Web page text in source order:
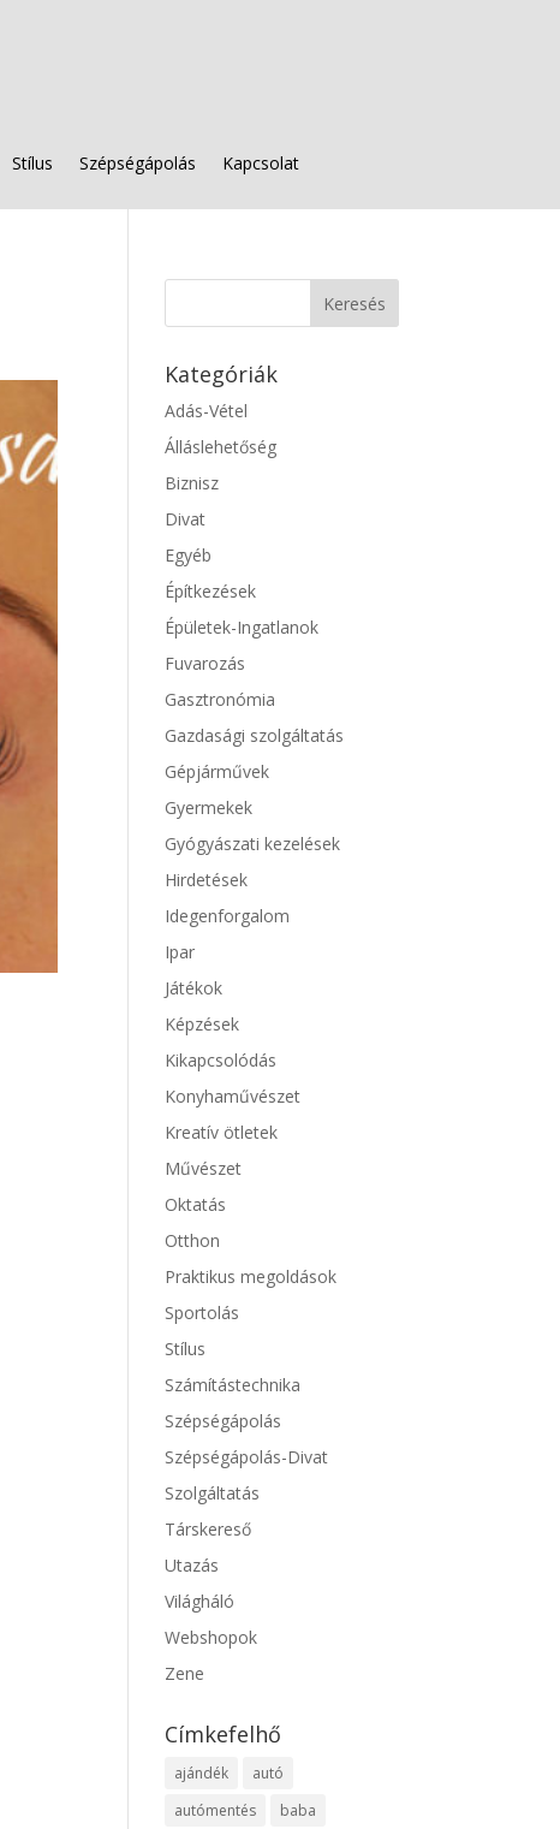
Stílus Szépségápolás Kapcsolat
Kategóriák
Adás-Vétel
Álláslehetőség
Biznisz
Divat
Egyéb
Építkezések
Épületek-Ingatlanok
Fuvarozás
Gasztronómia
Gazdasági szolgáltatás
Gépjárművek
Gyermekek
Gyógyászati kezelések
Hirdetések
Idegenforgalom
Ipar
Játékok
Képzések
Kikapcsolódás
Konyhaművészet
Kreatív ötletek
Művészet
Oktatás
Otthon
Praktikus megoldások
Sportolás
Stílus
Számítástechnika
Szépségápolás
Szépségápolás-Divat
Szolgáltatás
Társkereső
Utazás
Világháló
Webshopok
Zene
Címkefelhő
ajándék
autó
autómentés
baba